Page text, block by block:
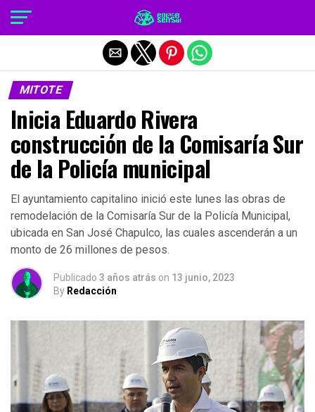
MITOTE
Inicia Eduardo Rivera
construcción de la Comisaría Sur
de la Policía municipal
El ayuntamiento capitalino inició este lunes las obras de
remodelación de la Comisaría Sur de la Policía Municipal,
ubicada en San José Chapulco, las cuales ascenderán a un
monto de 26 millones de pesos.
Publicado 3 años atrás on 13 junio, 2023
By Redacción
Salir de la versión móvil